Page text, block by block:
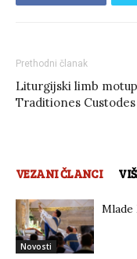
Prethodni članak
Liturgijski limb
Traditiones Custodes
VEZANI ČLANCI
Novosti
Mlade